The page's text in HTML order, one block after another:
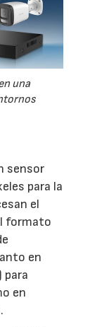
una
sensor
para la
el
formato
en
para
en